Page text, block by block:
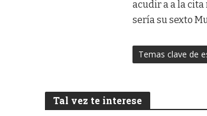
acudir a a la
sería su sexto
Temas clave de
Tal vez te interese